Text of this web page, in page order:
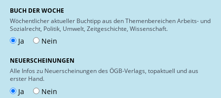
BUCH DER WOCHE
Wöchentlicher aktueller Buchtipp aus den Themenbereichen Arbeits- und
Sozialrecht, Politik, Umwelt, Zeitgeschichte, Wissenschaft.
Ja Nein
NEUERSCHEINUNGEN
Alle Infos zu Neuerscheinungen des ÖGB-Verlags, topaktuell und aus
erster Hand.
Ja Nein